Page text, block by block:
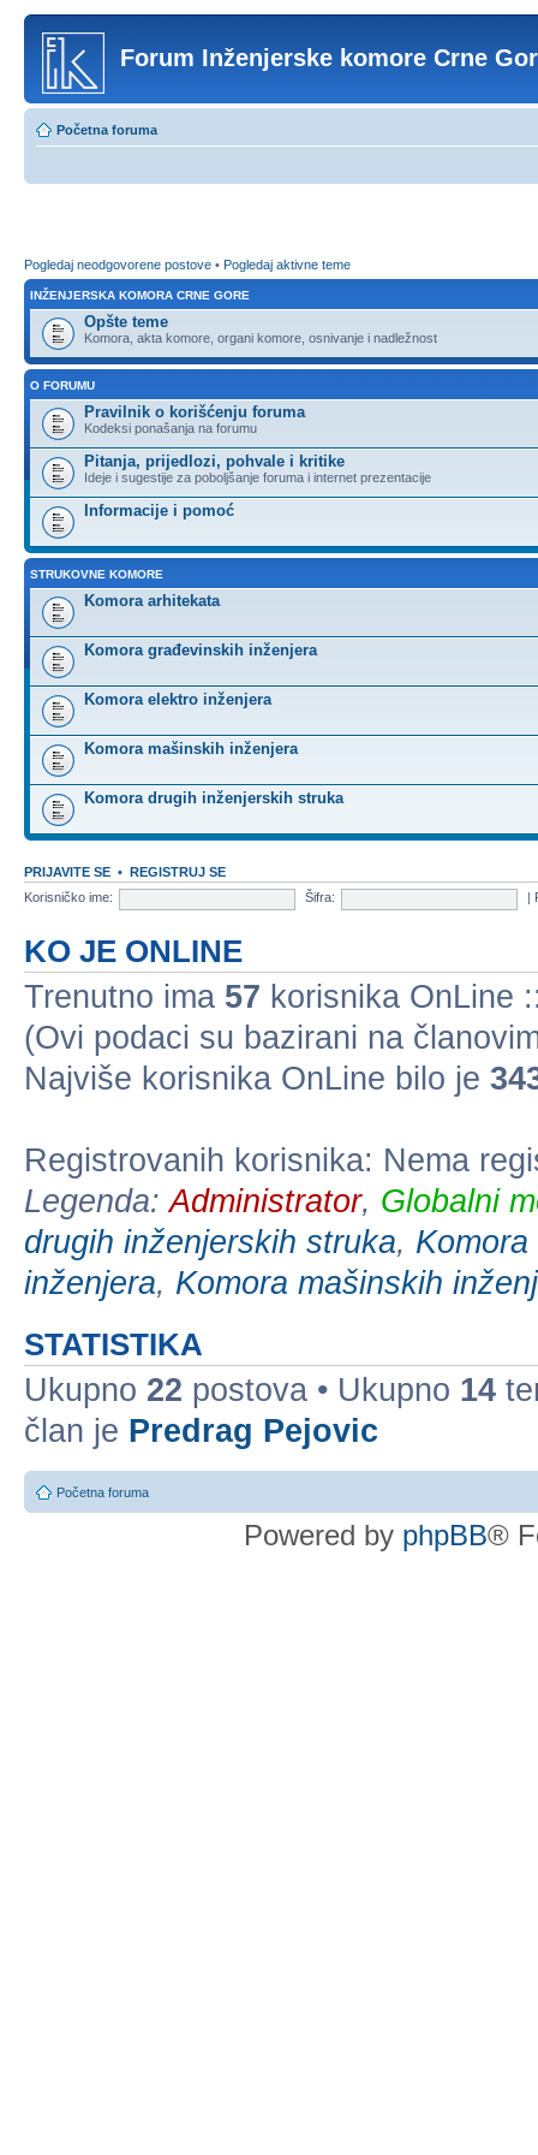
Forum Inženjerske komore Crne
Početna foruma
Pogledaj neodgovorene postove • Pogledaj aktivne teme
INŽENJERSKA KOMORA CRNE GORE
Opšte teme
Komora, akta komore, organi komore, osnivanje i nadležnost
O FORUMU
Pravilnik o korišćenju foruma
Kodeksi ponašanja na forumu
Pitanja, prijedlozi, pohvale i kritike
Ideje i sugestije za poboljšanje foruma i internet prezentacije
Informacije i pomoć
STRUKOVNE KOMORE
Komora arhitekata
Komora građevinskih inženjera
Komora elektro inženjera
Komora mašinskih inženjera
Komora drugih inženjerskih struka
PRIJAVITE SE • REGISTRUJ SE
Korisničko ime:
Šifra:
KO JE ONLINE
Trenutno ima 57 korisnika OnLine
(Ovi podaci su bazirani na
Najviše korisnika OnLine bilo je
Registrovanih korisnika: Nema
Legenda:Administrator, Globalni
drugih inženjerskih struka,
inženjera, Komora mašinskih
STATISTIKA
Ukupno 22 postova • Ukupno 14
član je Predrag Pejovic
Početna foruma
Powered by phpBB®